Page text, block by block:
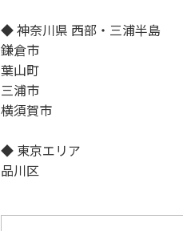
◆ 神奈川県 西部・三浦半島
鎌倉市
葉山町
三浦市
横須賀市
◆ 東京エリア
品川区